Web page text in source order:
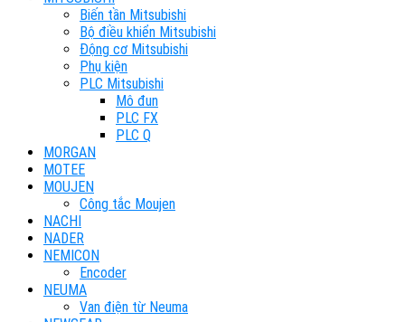
Biến tần Mitsubishi
Bộ điều khiển Mitsubishi
Động cơ Mitsubishi
Phụ kiện
PLC Mitsubishi
Mô đun
PLC FX
PLC Q
MORGAN
MOTEE
MOUJEN
Công tắc Moujen
NACHI
NADER
NEMICON
Encoder
NEUMA
Van điện từ Neuma